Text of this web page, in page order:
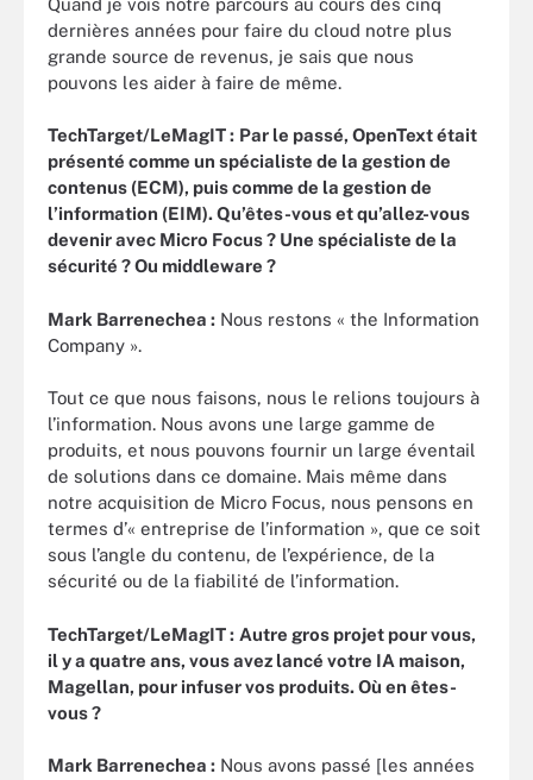
dernières années pour faire du cloud notre plus
grande source de revenus, je sais que nous
pouvons les aider à faire de même.
TechTarget/LeMagIT : Par le passé, OpenText était
présenté comme un spécialiste de la gestion de
contenus (ECM), puis comme de la gestion de
l’information (EIM). Qu’êtes-vous et qu’allez-vous
devenir avec Micro Focus ? Une spécialiste de la
sécurité ? Ou middleware ?
Mark Barrenechea : Nous restons « the Information
Company ».
Tout ce que nous faisons, nous le relions toujours à
l’information. Nous avons une large gamme de
produits, et nous pouvons fournir un large éventail
de solutions dans ce domaine. Mais même dans
notre acquisition de Micro Focus, nous pensons en
termes d’« entreprise de l’information », que ce soit
sous l’angle du contenu, de l’expérience, de la
sécurité ou de la fiabilité de l’information.
TechTarget/LeMagIT : Autre gros projet pour vous,
il y a quatre ans, vous avez lancé votre IA maison,
Magellan, pour infuser vos produits. Où en êtes-
vous ?
Mark Barrenechea : Nous avons passé [les années